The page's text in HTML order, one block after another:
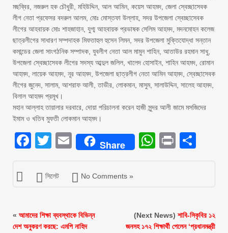
মছব্বির, নজরুল হক চৌধুরী, মহিউদ্দিন, আল আমিন, কয়েস আহমদ, জেলা স্বেচ্ছাসেবক
লীগ নেতা প্রফেসর বদরুল আলম, মোঃ মোস্তফা উল্লাহ, সদর উপজেলা স্বেচ্ছাসেবক
লীগের আহবায়ক মোঃ শাহজাহান, যুগ্ম আহবায়ক প্রভাষক সেলিম আহমদ, মদনমোহন কলেজ
ছাত্রলীগের সাধারণ সম্পদাহক মিফতাহুল হুসেন লিমন, সদর উপজেলা মুক্তিযোদ্ধা সন্তান
কমান্ডের জেলা সাংগঠনিক সম্পাদক, যুবলীগ নেতা আল মামুন শাহিন, আতাউর রহমান সাধু,
উপজেলা স্বেচ্ছাসেবক লীগের সদস্য আব্দুল জলিল, খালেদ হোসাইন, শাহিন আহমদ, রোমান
আহমদ, লায়েক আহমদ, নূর আহমদ, উপজেলা ছাত্রলীগ নেতা আমিন আহমদ, স্বেচ্ছাসেবক
লীগের জুনেদ, সালাম, আশরাফ আলী, তাভীর, লোকমান, মাসুম, সালাউদ্দিন, সালেহ আহমদ,
বিলাল আহমদ প্রমূখ।
মহান আল্লাহ তায়ালার দরবারে, দোয়া পরিচালনা করেন হাজী সুন্দর আলী জামে মসজিদের
ইমাম ও খতিব মুফতী লোকমান আহমদ।
Facebook
Twitter
EmailShare Print
সিলেট No Comments »
« আমাদের শিক্ষা ব্যবস্থাকে বিভিন্ন
দেশ অনুকরণ করছে: এমপি নাহিদ
(Next News) শাবি-সিকৃবির ১২
জনসহ ১৭২ শিক্ষার্থী পেলেন ‘প্রধানমন্ত্রী